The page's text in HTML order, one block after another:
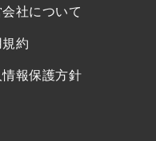
社について
約
情報保護方針